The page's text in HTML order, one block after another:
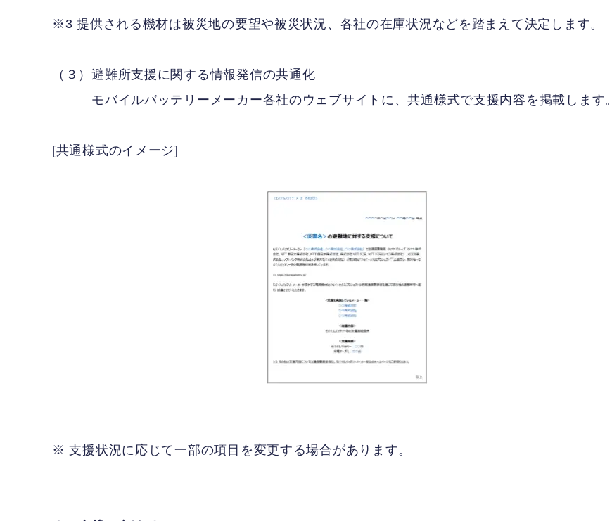
※3 提供される機材は被災地の要望や被災状況、各社の在庫状況などを踏まえて決定します。
（３）避難所支援に関する情報発信の共通化
モバイルバッテリーメーカー各社のウェブサイトに、共通様式で支援内容を掲載します。
[共通様式のイメージ]
※ 支援状況に応じて一部の項目を変更する場合があります。